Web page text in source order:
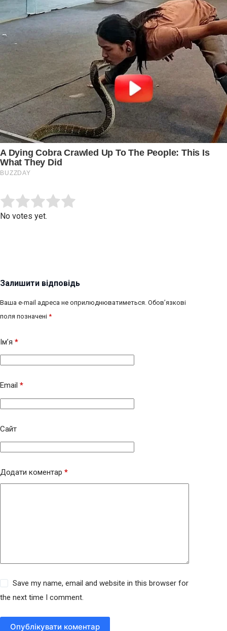
Rate this item:
No votes yet.
Залишити відповідь
Ваша e-mail адреса не оприлюднюватиметься. Обов’язкові
поля позначені *
Ім’я *
Email *
Сайт
Додати коментар *
Save my name, email and website in this browser for
the next time I comment.
Опублікувати коментар